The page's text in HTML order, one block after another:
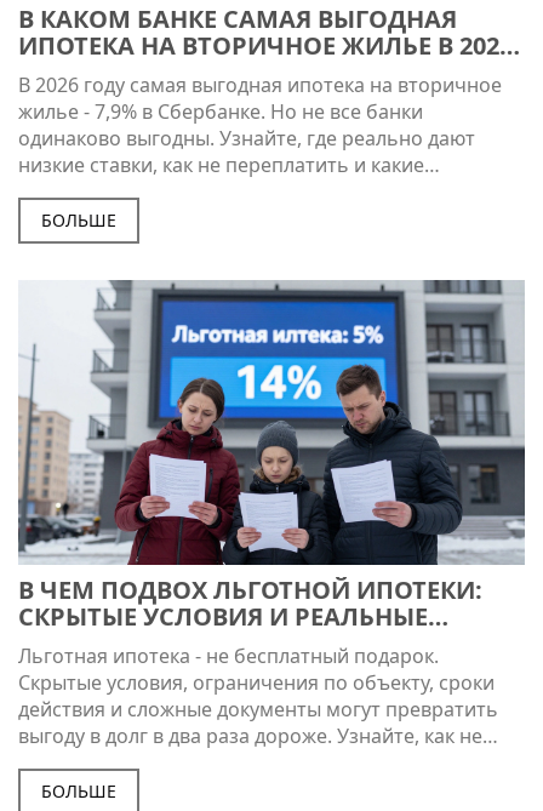
В КАКОМ БАНКЕ САМАЯ ВЫГОДНАЯ
ИПОТЕКА НА ВТОРИЧНОЕ ЖИЛЬЕ В 2026
ГОДУ?
В 2026 году самая выгодная ипотека на вторичное
жилье - 7,9% в Сбербанке. Но не все банки
одинаково выгодны. Узнайте, где реально дают
низкие ставки, как не переплатить и какие
документы нужны.
БОЛЬШЕ
В ЧЕМ ПОДВОХ ЛЬГОТНОЙ ИПОТЕКИ:
СКРЫТЫЕ УСЛОВИЯ И РЕАЛЬНЫЕ
ОГРАНИЧЕНИЯ
Льготная ипотека - не бесплатный подарок.
Скрытые условия, ограничения по объекту, сроки
действия и сложные документы могут превратить
выгоду в долг в два раза дороже. Узнайте, как не
попасть в ловушку.
БОЛЬШЕ